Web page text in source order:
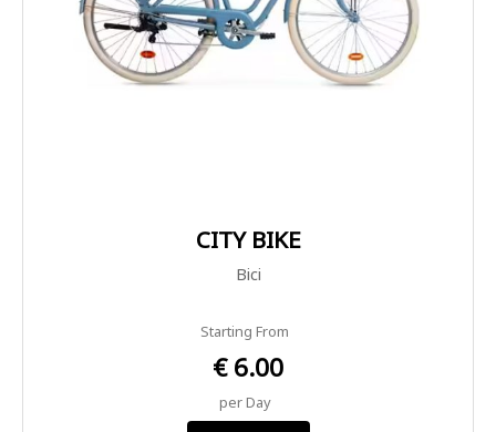
CITY BIKE
Bici
Starting From
€ 6.00
per Day